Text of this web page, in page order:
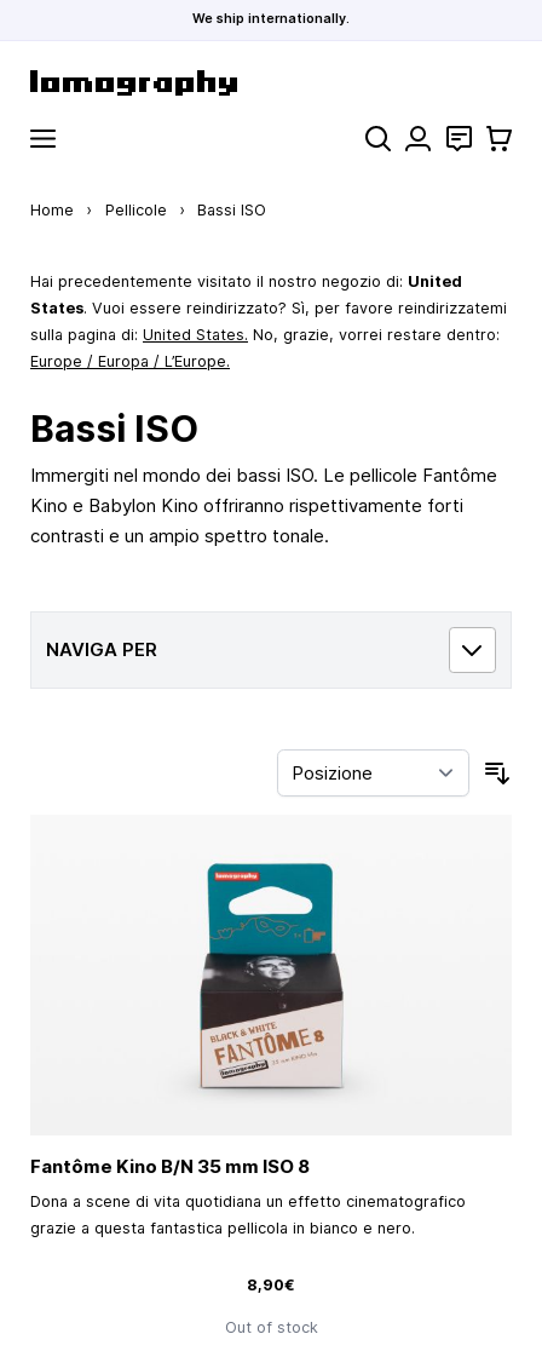
We ship internationally.
Cerca Contatti
Home › Pellicole › Bassi ISO
Hai precedentemente visitato il nostro negozio di: United
States. Vuoi essere reindirizzato? Sì, per favore reindirizzatemi
sulla pagina di: United States. No, grazie, vorrei restare dentro:
Europe / Europa / L’Europe.
Bassi ISO
Immergiti nel mondo dei bassi ISO. Le pellicole Fantôme
Kino e Babylon Kino offriranno rispettivamente forti
contrasti e un ampio spettro tonale.
NAVIGA PER
Fantôme Kino B/N 35 mm ISO 8
Dona a scene di vita quotidiana un effetto cinematografico
grazie a questa fantastica pellicola in bianco e nero.
8,90€
Out of stock